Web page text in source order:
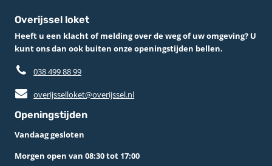
Overijssel loket
Heeft u een klacht of melding over de weg of uw omgeving? U
kunt ons dan ook buiten onze openingstijden bellen.
038 499 88 99
overijsselloket@overijssel.nl
Openingstijden
Vandaag gesloten
Morgen open van 08:30 tot 17:00